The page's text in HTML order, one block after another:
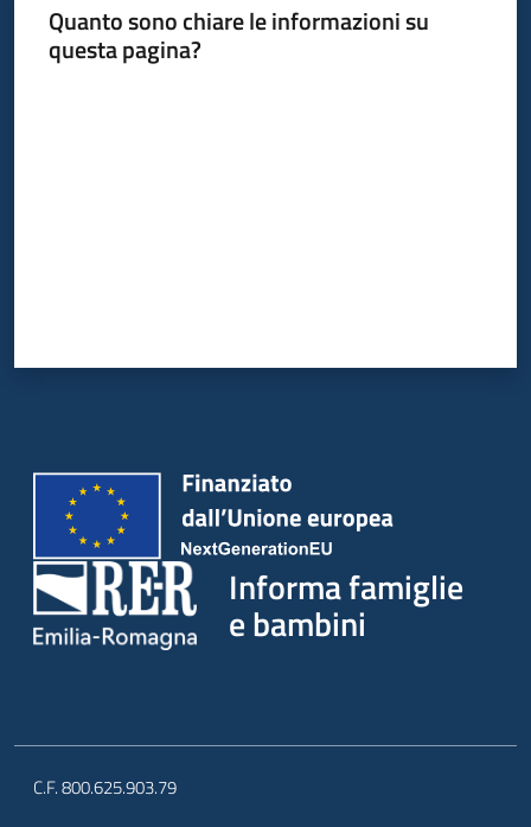
Quanto sono chiare le informazioni su
questa pagina?
Informa famiglie
e bambini
C.F. 800.625.903.79